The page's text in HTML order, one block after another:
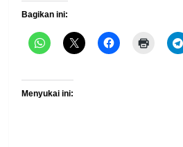
Bagikan ini:
Menyukai ini: